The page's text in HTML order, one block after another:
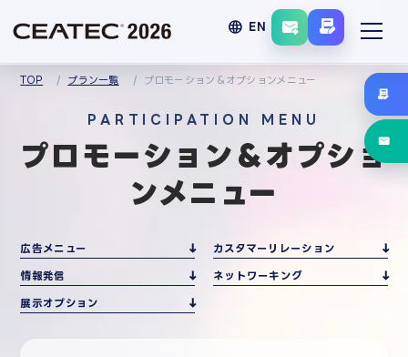
language EN
TOP プラン一覧 プロモーション＆オプションメニュー
PARTICIPATION MENU
プロモーション＆オプショ
ンメニュー
広告メニュー カスタマーリレーション
情報発信 ネットワーキング
展示オプション